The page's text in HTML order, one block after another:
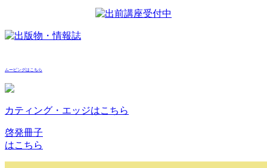
ムービングはこちら
カティング・エッジはこちら
啓発冊子
はこちら